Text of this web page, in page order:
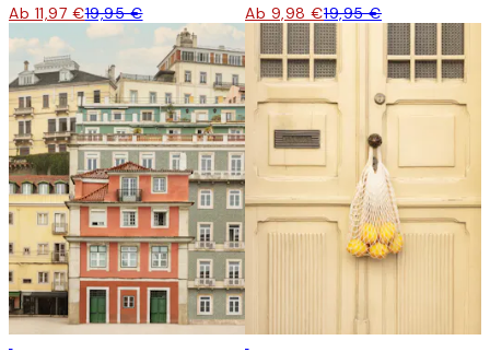
Ab 11,97 €19,95 € Ab 9,98 €19,95 €